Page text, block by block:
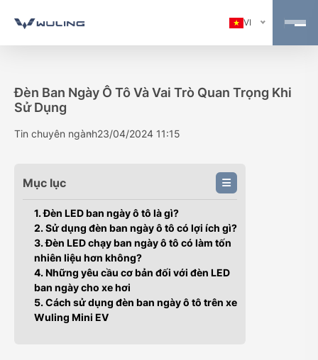
VI
Đèn Ban Ngày Ô Tô Và Vai Trò Quan Trọng Khi
Sử Dụng
Tin chuyên ngành23/04/2024 11:15
Mục lục
1. Đèn LED ban ngày ô tô là gì?
2. Sử dụng đèn ban ngày ô tô có lợi ích gì?
3. Đèn LED chạy ban ngày ô tô có làm tốn
nhiên liệu hơn không?
4. Những yêu cầu cơ bản đối với đèn LED
ban ngày cho xe hơi
5. Cách sử dụng đèn ban ngày ô tô trên xe
Wuling Mini EV